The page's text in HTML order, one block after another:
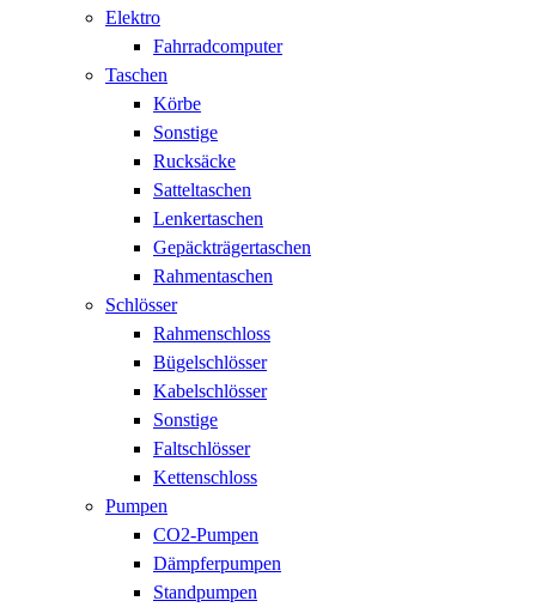
Elektro
Fahrradcomputer
Taschen
Körbe
Sonstige
Rucksäcke
Satteltaschen
Lenkertaschen
Gepäckträgertaschen
Rahmentaschen
Schlösser
Rahmenschloss
Bügelschlösser
Kabelschlösser
Sonstige
Faltschlösser
Kettenschloss
Pumpen
CO2-Pumpen
Dämpferpumpen
Standpumpen